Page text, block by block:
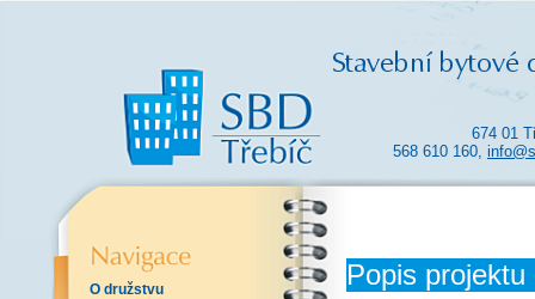
674 01
568 610 160,
O družstvu Popis projektu